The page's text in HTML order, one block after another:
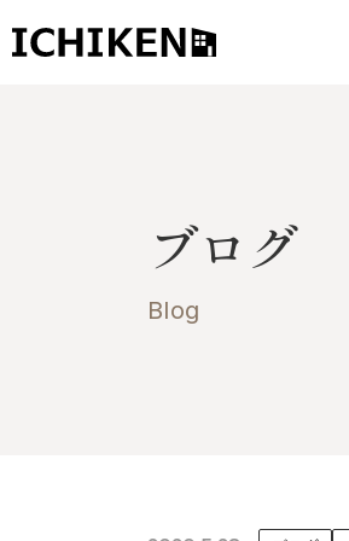
ブログ
Blog